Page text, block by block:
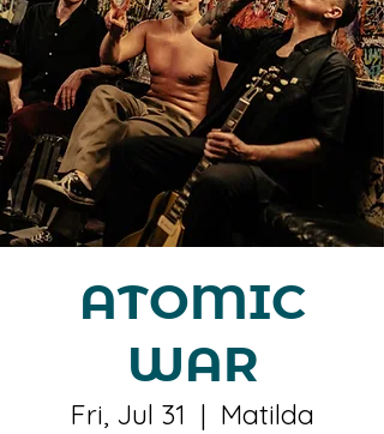
ATOMIC
WAR
Fri, Jul 31
  |
Matilda